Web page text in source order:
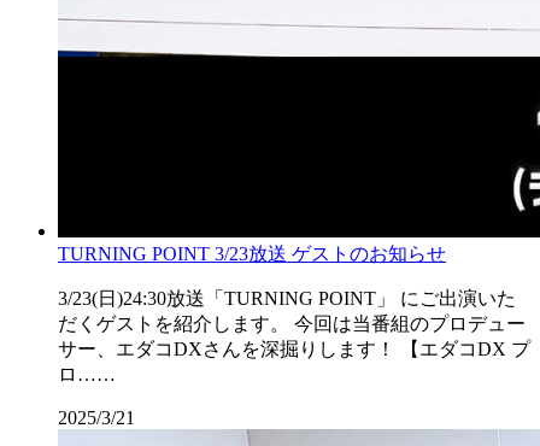
TURNING POINT 3/23放送 ゲストのお知らせ
3/23(日)24:30放送「TURNING POINT」 にご出演いた
だくゲストを紹介します。 今回は当番組のプロデュー
サー、エダコDXさんを深掘りします！ 【エダコDX プ
ロ……
2025/3/21